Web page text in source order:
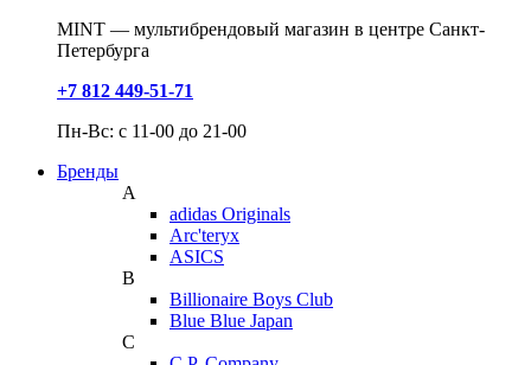
MINT — мультибрендовый магазин в центре Санкт-
Петербурга
+7 812 449-51-71
Пн-Вс: с 11-00 до 21-00
Бренды
A
adidas Originals
Arc'teryx
ASICS
B
Billionaire Boys Club
Blue Blue Japan
C